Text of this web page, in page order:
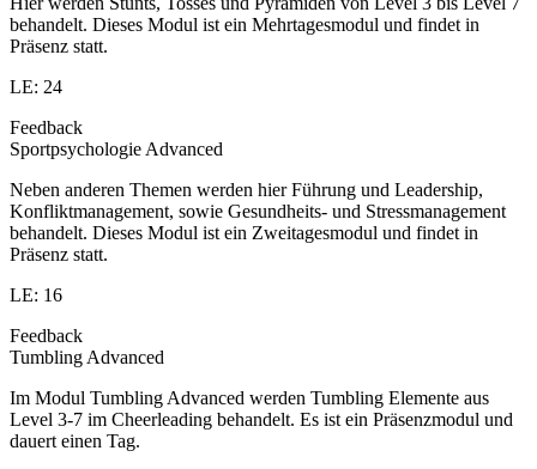
behandelt. Dieses Modul ist ein Mehrtagesmodul und findet in
Präsenz statt.
LE: 24
Feedback
Sportpsychologie Advanced
Neben anderen Themen werden hier Führung und Leadership,
Konfliktmanagement, sowie Gesundheits- und Stressmanagement
behandelt. Dieses Modul ist ein Zweitagesmodul und findet in
Präsenz statt.
LE: 16
Feedback
Tumbling Advanced
Im Modul Tumbling Advanced werden Tumbling Elemente aus
Level 3-7 im Cheerleading behandelt. Es ist ein Präsenzmodul und
dauert einen Tag.